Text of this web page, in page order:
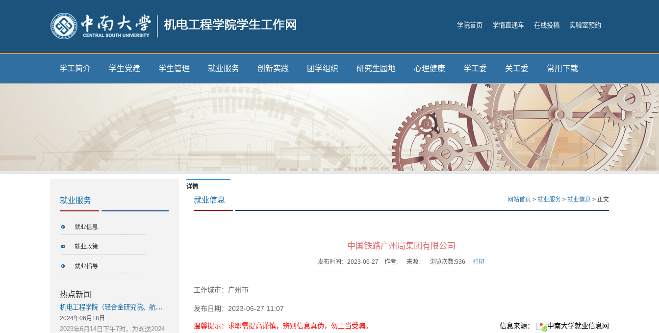
学院首页 学情直通车 在线投稿 实验室预约
学工简介 学生党建 学生管理 就业服务 创新实践 团学组织 研究生园地 心理健康 学工委 关工委 常用下载
就业服务
就业信息
就业政策
就业指导
热点新闻
机电工程学院（轻合金研究院、航空航天技术研究院）2024年“自强杯”毕...
2024年06月18日
2023年6月14日下午7时，为欢送2024
就业信息 网站首页 > 就业服务 > 就业信息 > 正文
中国铁路广州局集团有限公司
发布时间：2023-06-27 作者: 来源: 浏览次数:536 打印
工作城市： 广州市
发布日期： 2023-06-27 11:07
信息来源： 中南大学就业信息网
温馨提示：求职需提高谨慎，辨别信息真伪，勿上当受骗。
详情